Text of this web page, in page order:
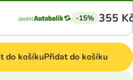
-15% 355
do košíkuPřidat do košíku